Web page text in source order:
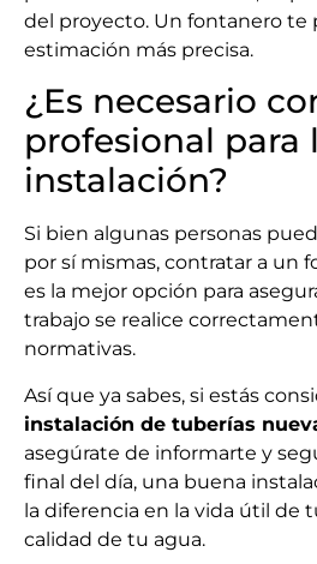
del proyecto. Un fontanero te
estimación más precisa.
¿Es necesario
profesional para
instalación?
Si bien algunas personas
por sí mismas, contratar a un
es la mejor opción para
trabajo se realice
normativas.
Así que ya sabes, si estás
instalación de tuberías
asegúrate de informarte y
final del día, una buena
la diferencia en la vida útil de
calidad de tu agua.